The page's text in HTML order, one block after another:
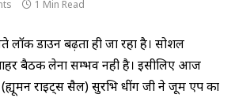
1 Min Read
लॉक डाउन बढ़ता ही जा रहा है। सोशल
बैठक लेना सम्भव नही है। इसीलिए आज
(ह्यूमन राइट्स सैल) सुरभि धींग जी ने जूम एप का